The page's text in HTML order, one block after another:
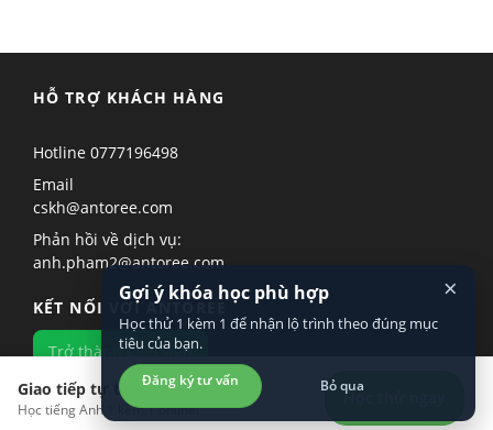
Giao tiếp tự tin hơn?
Học tiếng Anh 1 kèm 1 online!
Học thử ngay
HỖ TRỢ KHÁCH HÀNG
Hotline 0777196498
Email
cskh@antoree.com
Phản hồi về dịch vụ:
anh.pham2@antoree.com
KẾT NỐI VỚI ANTOREE
Trở thành giáo viên
KHÁM PHÁ
×
Gợi ý khóa học phù hợp
Học thử 1 kèm 1 để nhận lộ trình theo đúng mục
tiêu của bạn.
Đăng ký tư vấn Bỏ qua